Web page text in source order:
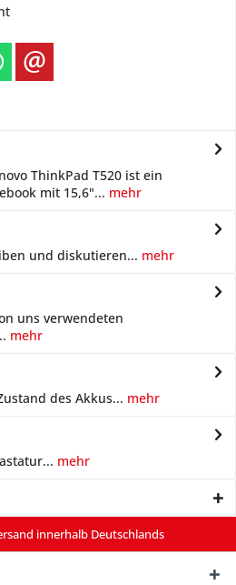
ThinkPad T520 ist ein
mit 15,6"... mehr
und diskutieren... mehr
uns verwendeten
mehr
des Akkus... mehr
mehr
innerhalb Deutschlands